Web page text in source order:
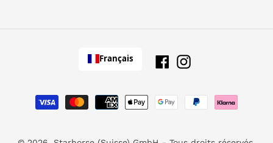
Français FacebookInstagram
Modes
de